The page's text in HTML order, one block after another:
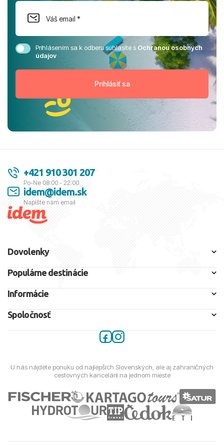
Prihlásením sa k odberu súhlasíte sOchranou osobných
údajov
+421 910 301 207
Po-Ne 08:00 - 22:00
idem@idem.sk
Napíšte nám email
Dovolenky
Populárne destinácie
Informácie
Spoločnosť
U nás nájdete ponuku od najlepších Slovenských, ale aj zahraničných
cestovných kancelárií na jednom mieste